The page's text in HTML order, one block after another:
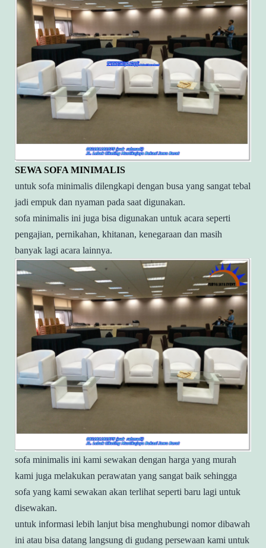
SEWA SOFA MINIMALIS
untuk sofa minimalis dilengkapi dengan busa yang sangat tebal
jadi empuk dan nyaman pada saat digunakan.
sofa minimalis ini juga bisa digunakan untuk acara seperti
pengajian, pernikahan, khitanan, kenegaraan dan masih
banyak lagi acara lainnya.
sofa minimalis ini kami sewakan dengan harga yang murah
kami juga melakukan perawatan yang sangat baik sehingga
sofa yang kami sewakan akan terlihat seperti baru lagi untuk
disewakan.
untuk informasi lebih lanjut bisa menghubungi nomor dibawah
ini atau bisa datang langsung di gudang persewaan kami untuk